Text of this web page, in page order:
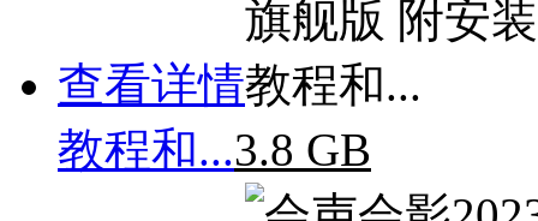
查看详情
教程和...3.8 GB